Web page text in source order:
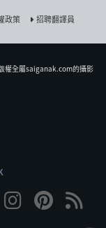
政策 招聘翻譯員
權全屬saiganak.com的攝影